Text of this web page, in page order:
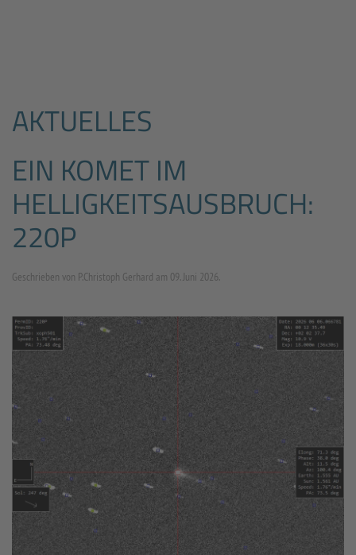
AKTUELLES
EIN KOMET IM
HELLIGKEITSAUSBRUCH:
220P
Geschrieben von P.Christoph Gerhard am 09. Juni 2026.